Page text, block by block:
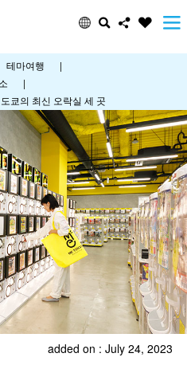
테마여행
|
|
쿄의 최신 오락실 세 곳
added on : July 24, 2023